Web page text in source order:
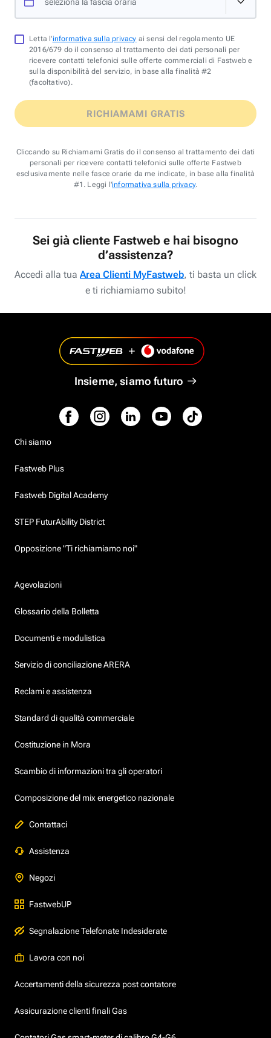
Letta l'informativa sulla privacy ai sensi del regolamento UE
2016/679 do il consenso al trattamento dei dati personali per
ricevere contatti telefonici sulle offerte commerciali di Fastweb e
sulla disponibilità del servizio, in base alla finalità #2
(facoltativo).
RICHIAMAMI GRATIS
Cliccando su Richiamami Gratis do il consenso al trattamento dei dati
personali per ricevere contatti telefonici sulle offerte Fastweb
esclusivamente nelle fasce orarie da me indicate, in base alla finalità
#1. Leggi l'informativa sulla privacy.
Sei già cliente Fastweb e hai bisogno
d’assistenza?
Accedi alla tua Area Clienti MyFastweb, ti basta un click
e ti richiamiamo subito!
Insieme, siamo futuro
Chi siamo
Fastweb Plus
Fastweb Digital Academy
STEP FuturAbility District
Opposizione "Ti richiamiamo noi"
Agevolazioni
Glossario della Bolletta
Documenti e modulistica
Servizio di conciliazione ARERA
Reclami e assistenza
Standard di qualità commerciale
Costituzione in Mora
Scambio di informazioni tra gli operatori
Composizione del mix energetico nazionale
Contattaci
Assistenza
Negozi
FastwebUP
Segnalazione Telefonate Indesiderate
Lavora con noi
Accertamenti della sicurezza post contatore
Assicurazione clienti finali Gas